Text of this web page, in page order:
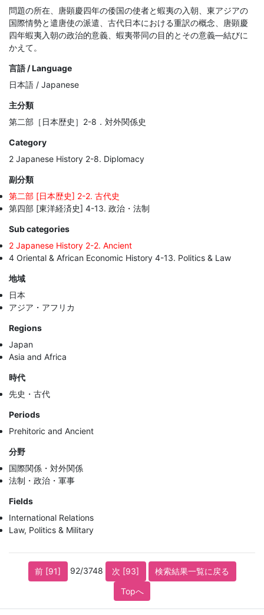
問題の所在、唐顕慶四年の倭国の使者と蝦夷の入朝、東アジアの
国際情勢と遣唐使の派遣、古代日本における重訳の概念、唐顕慶
四年蝦夷入朝の政治的意義、蝦夷帯同の目的とその意義―結びに
かえて。
言語 / Language
日本語 / Japanese
主分類
第二部［日本歴史］2-8．対外関係史
Category
2 Japanese History 2-8. Diplomacy
副分類
第二部 [日本歴史] 2-2. 古代史
第四部 [東洋経済史] 4-13. 政治・法制
Sub categories
2 Japanese History 2-2. Ancient
4 Oriental & African Economic History 4-13. Politics & Law
地域
日本
アジア・アフリカ
Regions
Japan
Asia and Africa
時代
先史・古代
Periods
Prehitoric and Ancient
分野
国際関係・対外関係
法制・政治・軍事
Fields
International Relations
Law, Politics & Military
前 [91] 92/3748 次 [93]
検索結果一覧に戻る
Topへ